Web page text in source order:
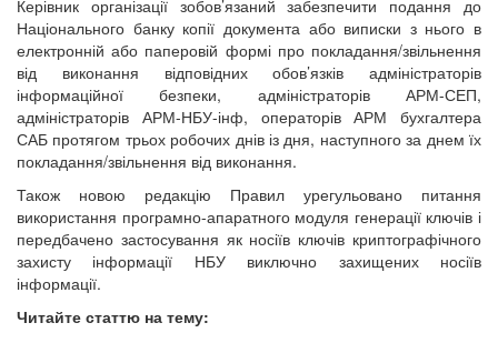
Керівник організації зобов’язаний забезпечити подання до
Національного банку копії документа або виписки з нього в
електронній або паперовій формі про покладання/звільнення
від виконання відповідних обов’язків адміністраторів
інформаційної безпеки, адміністраторів АРМ-СЕП,
адміністраторів АРМ-НБУ-інф, операторів АРМ бухгалтера
САБ протягом трьох робочих днів із дня, наступного за днем їх
покладання/звільнення від виконання.
Також новою редакцію Правил урегульовано питання
використання програмно-апаратного модуля генерації ключів і
передбачено застосування як носіїв ключів криптографічного
захисту інформації НБУ виключно захищених носіїв
інформації.
Читайте статтю на тему: